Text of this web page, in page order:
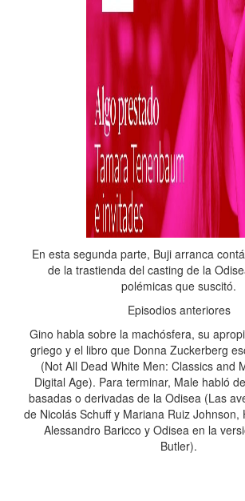
En esta segunda parte, Buji arranca
de la trastienda del casting de la
polémicas que suscitó.
Episodios anteriores
Gino habla sobre la machósfera, su
griego y el libro que Donna Zuckerberg
(Not All Dead White Men: Classics and
Digital Age). Para terminar, Male habló
basadas o derivadas de la Odisea (Las
de Nicolás Schuff y Mariana Ruiz
Alessandro Baricco y Odisea en la
Butler).